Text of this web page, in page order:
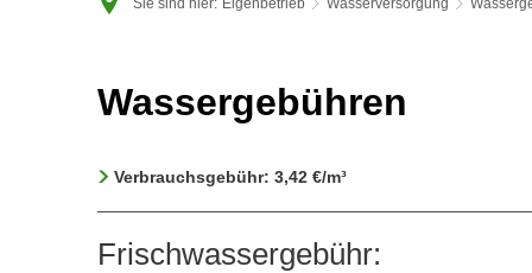
Wassergebühren
Wassergebühren
Verbrauchsgebühr: 3,42 €/m³
Frischwassergebühr: